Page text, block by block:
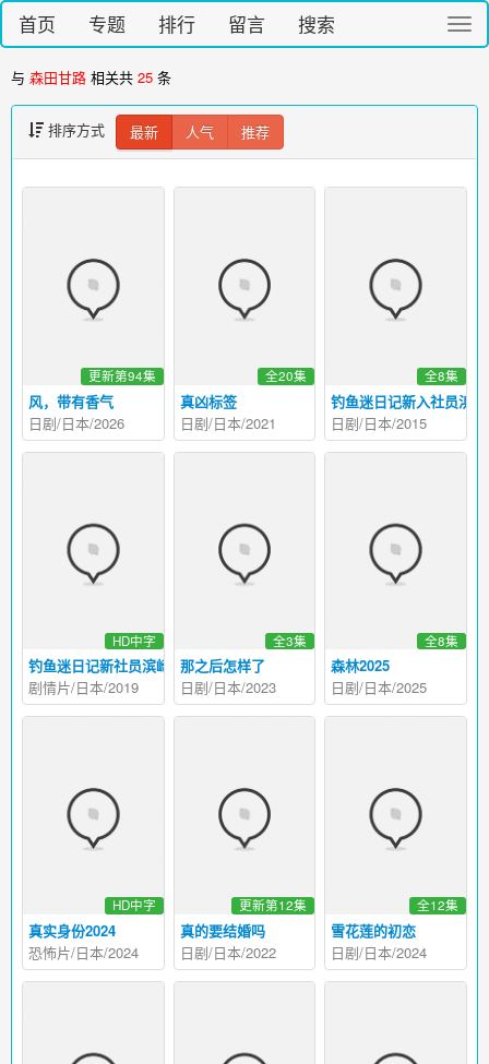
切
换
首页 专题 排行 留言 搜索
与 森田甘路 相关共 25 条
排序方式 最新 人气 推荐
风，带有香气
更新第94集
日剧/日本/2026
真凶标签
全20集
日剧/日本/2021
钓鱼迷日记新入社员浜
全8集
日剧/日本/2015
钓鱼迷日记新社员滨崎传助2019新春SP
HD中字
剧情片/日本/2019
那之后怎样了
全3集
日剧/日本/2023
森林2025
全8集
日剧/日本/2025
真实身份2024
HD中字
恐怖片/日本/2024
真的要结婚吗
更新第12集
日剧/日本/2022
雪花莲的初恋
全12集
日剧/日本/2024